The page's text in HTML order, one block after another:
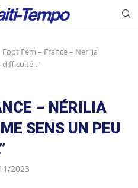
Foot Fém – France – Nérilia
difficulté…”
– NÉRILIA
SENS UN PEU
2023